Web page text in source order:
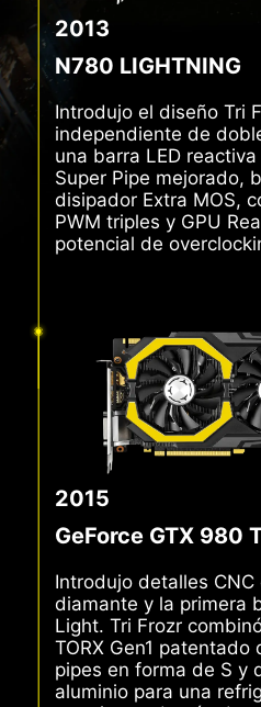
2013
N780 LIGHTNING
Introdujo el diseño Tri
independiente de
una barra LED
Super Pipe mejorado,
disipador Extra MOS,
PWM triples y GPU
potencial de
2015
GeForce GTX 980
Introdujo detalles
diamante y la primera
Light. Tri Frozr
TORX Gen1 patentado
pipes en forma de S y